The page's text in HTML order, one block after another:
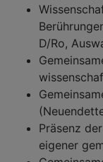
D/Ro,
Präsenz
eigener